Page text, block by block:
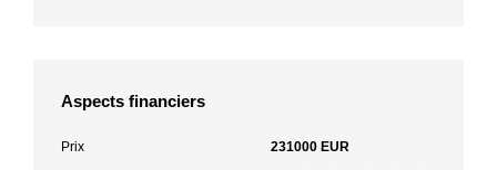
Aspects financiers
Prix 231000 EUR